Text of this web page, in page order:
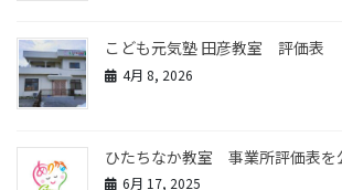
こども元気塾 田彦教室 評価表
4月 8, 2026
ひたちなか教室 事業所評価表を
6月 17, 2025